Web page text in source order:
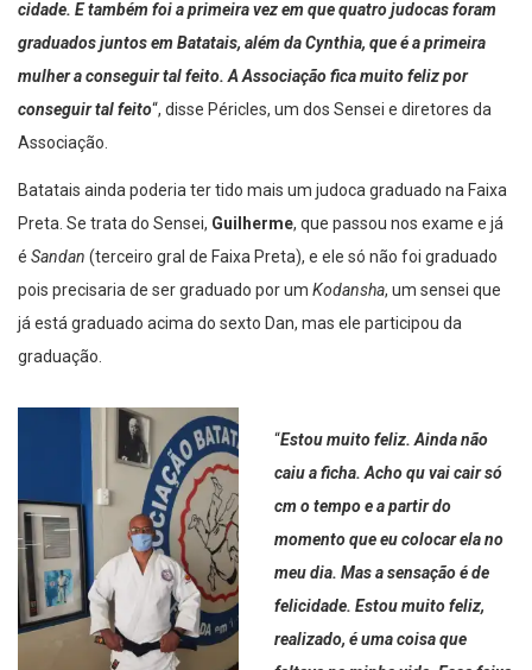
cidade. E também foi a primeira vez em que quatro judocas foram
graduados juntos em Batatais, além da Cynthia, que é a primeira
mulher a conseguir tal feito. A Associação fica muito feliz por
conseguir tal feito “, disse Péricles, um dos Sensei e diretores da
Associação.
Batatais ainda poderia ter tido mais um judoca graduado na Faixa
Preta. Se trata do Sensei, Guilherme, que passou nos exame e já
é Sandan (terceiro gral de Faixa Preta), e ele só não foi graduado
pois precisaria de ser graduado por um Kodansha, um sensei que
já está graduado acima do sexto Dan, mas ele participou da
graduação.
Estou muito feliz. Ainda não
caiu a ficha. Acho qu vai cair só
cm o tempo e a partir do
momento que eu colocar ela no
meu dia. Mas a sensação é de
felicidade. Estou muito feliz,
realizado, é uma coisa que